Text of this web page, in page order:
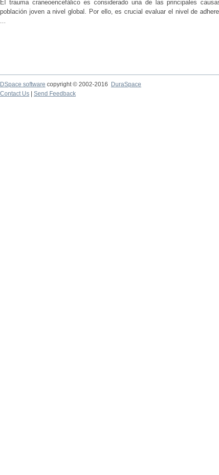
El trauma craneoencefálico es considerado una de las principales
población joven a nivel global. Por ello, es crucial evaluar el nivel de
...
DSpace software copyright © 2002-2016
DuraSpace
Contact Us
Send Feedback